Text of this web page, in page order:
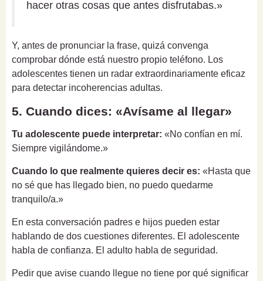
hacer otras cosas que antes disfrutabas.»
Y, antes de pronunciar la frase, quizá convenga
comprobar dónde está nuestro propio teléfono. Los
adolescentes tienen un radar extraordinariamente eficaz
para detectar incoherencias adultas.
5. Cuando dices: «Avísame al llegar»
Tu adolescente puede interpretar: «No confían en mí.
Siempre vigilándome.»
Cuando lo que realmente quieres decir es: «Hasta que
no sé que has llegado bien, no puedo quedarme
tranquilo/a.»
En esta conversación padres e hijos pueden estar
hablando de dos cuestiones diferentes. El adolescente
habla de confianza. El adulto habla de seguridad.
Pedir que avise cuando llegue no tiene por qué significar